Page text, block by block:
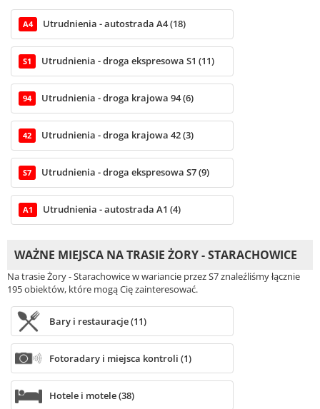
A4 Utrudnienia - autostrada A4 (18)
S1 Utrudnienia - droga ekspresowa S1 (11)
94 Utrudnienia - droga krajowa 94 (6)
42 Utrudnienia - droga krajowa 42 (3)
S7 Utrudnienia - droga ekspresowa S7 (9)
A1 Utrudnienia - autostrada A1 (4)
WAŻNE MIEJSCA NA TRASIE ŻORY - STARACHOWICE
Na trasie Żory - Starachowice w wariancie przez S7 znaleźliśmy łącznie
195 obiektów, które mogą Cię zainteresować.
Bary i restauracje (11)
Fotoradary i miejsca kontroli (1)
Hotele i motele (38)